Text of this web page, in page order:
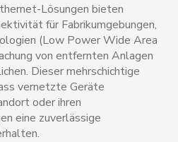
Lösungen bieten
für Fabrikumgebungen,
(Low Power Wide Area
von entfernten Anlagen
Dieser mehrschichtige
vernetzte Geräte
oder ihren
eine zuverlässige